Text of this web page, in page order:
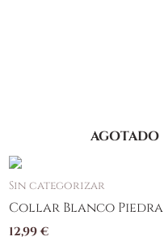
AGOTADO
Sin categorizar
Collar Blanco Piedra
12,99€